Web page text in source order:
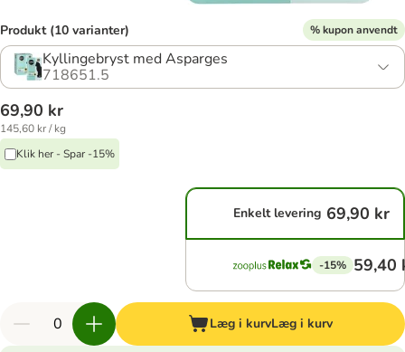
Produkt (10 varianter) % kupon anvendt
Kyllingebryst med Asparges
718651.5
69,90 kr
145,60 kr / kg
Klik her - Spar -15%
Enkelt levering 69,90 kr
-15% 59,40
Læg i kurvLæg i kurv